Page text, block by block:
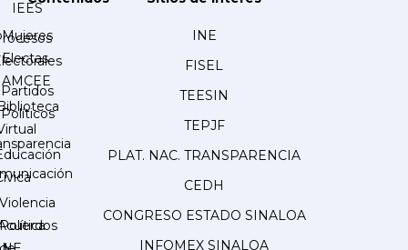
IEES
Partidos
Políticos
Mujeres
Electas
AMCEE
Violencia
Política
INE
FISEL
TEESIN
TEPJF
PLAT. NAC. TRANSPARENCIA
CEDH
CONGRESO ESTADO SINALOA
INFOMEX SINALOA